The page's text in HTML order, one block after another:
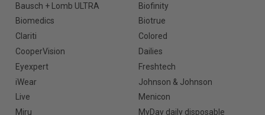
Bausch + Lomb ULTRA
Biofinity
Biomedics
Biotrue
Clariti
Colored
CooperVision
Dailies
Eyexpert
Freshtech
iWear
Johnson & Johnson
Live
Menicon
Miru
MyDay daily disposable